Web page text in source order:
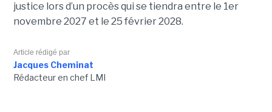
justice lors d’un procès qui se tiendra entre le 1er
novembre 2027 et le 25 février 2028.
Article rédigé par
Jacques Cheminat
Rédacteur en chef LMI